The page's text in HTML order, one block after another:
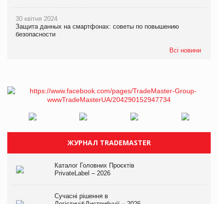
30 квітня 2024
Защита данных на смартфонах: советы по повышению
безопасности
Всі новини
ЖУРНАЛ TRADEMASTER
Каталог Головних Проєктів
PrivateLabel – 2026
Сучасні рішення в